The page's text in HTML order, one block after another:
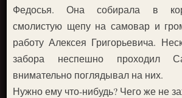
Федосья. Она собирала в
смолистую щепу на самовар и
работу Алексея Григорьевича.
забора неспешно проходил
внимательно поглядывал на них.
Нужно ему что-нибудь? Чего же не